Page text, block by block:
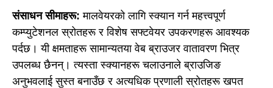
संसाधन सीमाहरू: मालवेयरको लागि स्क्यान गर्न महत्त्वपूर्ण
कम्प्युटेशनल स्रोतहरू र विशेष सफ्टवेयर उपकरणहरू आवश्यक
पर्दछ। यी क्षमताहरू सामान्यतया वेब ब्राउजर वातावरण भित्र
उपलब्ध छैनन्। त्यस्ता स्क्यानहरू चलाउनाले ब्राउजिङ
अनुभवलाई सुस्त बनाउँछ र अत्यधिक प्रणाली स्रोतहरू खपत